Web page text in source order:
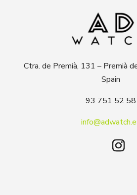
Ctra. de Premià, 131 – Premià
Spain
93 751 52 58